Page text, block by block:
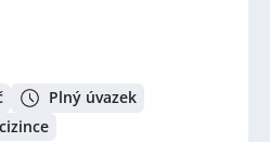
Plný úvazek